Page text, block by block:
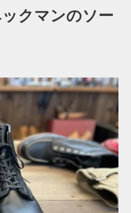
クマンのソー